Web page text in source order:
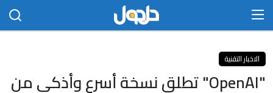
الدخولالاخبار التقنية
"OpenAI" تطلق نسخة أسرع وأذكى من